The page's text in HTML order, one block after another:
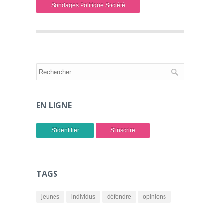
Sondages Politique Société
EN LIGNE
S'identifier S'inscrire
TAGS
jeunes individus défendre opinions